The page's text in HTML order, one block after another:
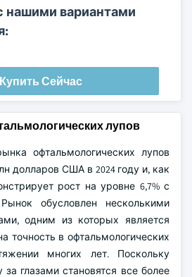
нашими вариантами
Купить Сейчас
лупов
офтальмологических лупов
долларов США в 2024 году и, как
рост на уровне 6,7% с
обусловлен несколькими
одним из которых является
точность в офтальмологических
многих лет. Поскольку
глазами становятся все более